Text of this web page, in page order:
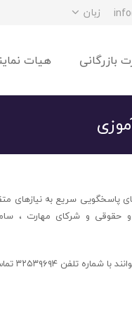
زبان
بازرگانی هیات
پاسخگویی سریع به نیازهای
و شرکای مهارت ،
تماس حاصل نمایند.